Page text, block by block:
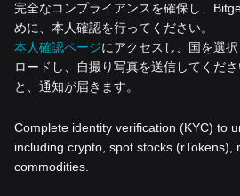
完全なコンプライアンスを確保し、
めに、本人確認を行ってください。
本人確認ページにアクセスし、国を選
ロードし、自撮り写真を送信してくだ
と、通知が届きます。
Complete identity verification (KYC) to
including crypto, spot stocks (rTokens),
commodities.